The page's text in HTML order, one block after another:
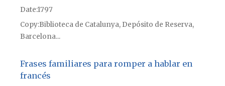
Date1797
CopyBiblioteca de Catalunya, Depósito de Reserva,
Barcelona...
Frases familiares para romper a hablar en
francés